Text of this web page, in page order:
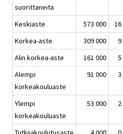
suorittaneita
Keskiaste 573 000 16
Korkea-aste
309 000 9
Alin korkea-aste
161 000 5
Alempi
korkeakouluaste
91 000 3
Ylempi
korkeakouluaste
53 000 2